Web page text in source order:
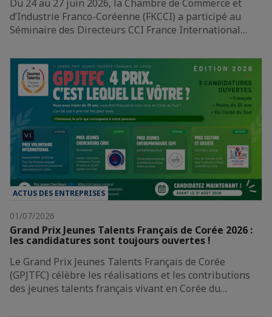
Du 24 au 27 juin 2026, la Chambre de Commerce et
d’Industrie Franco-Coréenne (FKCCI) a participé au
Séminaire des Directeurs CCI France International…
ACTUS DES ENTREPRISES
01/07/2026
Grand Prix Jeunes Talents Français de Corée 2026 :
les candidatures sont toujours ouvertes !
Le Grand Prix Jeunes Talents Français de Corée
(GPJTFC) célèbre les réalisations et les contributions
des jeunes talents français vivant en Corée du…